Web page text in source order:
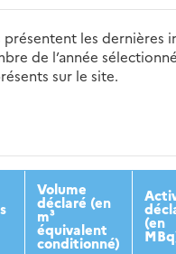
présentent les dernières
de l’année
sur le site.
2014
Volume
déclaré (en
m³
équivalent
conditionné)
(en